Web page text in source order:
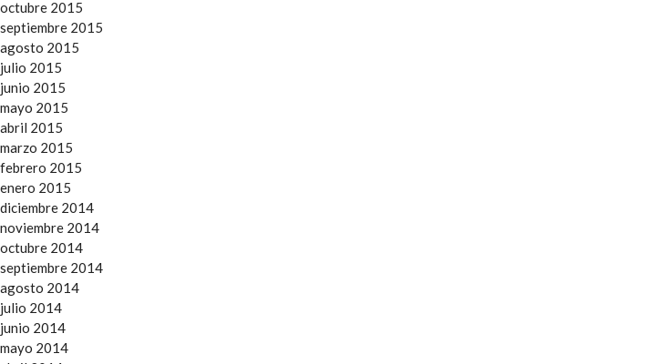
octubre 2015
septiembre 2015
agosto 2015
julio 2015
junio 2015
mayo 2015
abril 2015
marzo 2015
febrero 2015
enero 2015
diciembre 2014
noviembre 2014
octubre 2014
septiembre 2014
agosto 2014
julio 2014
junio 2014
mayo 2014